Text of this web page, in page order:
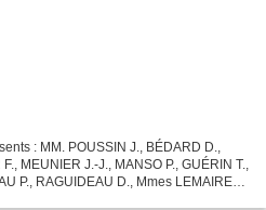
: MM. POUSSIN J., BÉDARD D.,
MEUNIER J.-J., MANSO P., GUÉRIN T.,
P., RAGUIDEAU D., Mmes LEMAIRE